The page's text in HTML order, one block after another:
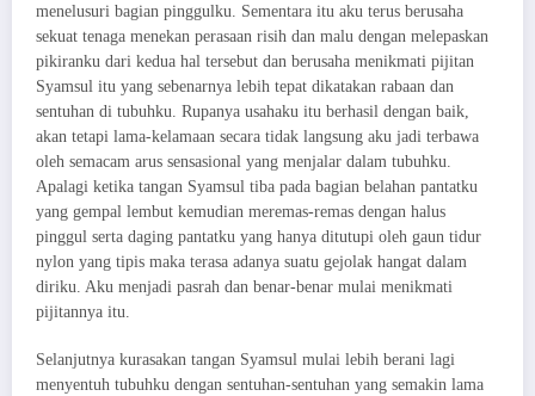
menelusuri bagian pinggulku. Sementara itu aku terus berusaha
sekuat tenaga menekan perasaan risih dan malu dengan melepaskan
pikiranku dari kedua hal tersebut dan berusaha menikmati pijitan
Syamsul itu yang sebenarnya lebih tepat dikatakan rabaan dan
sentuhan di tubuhku. Rupanya usahaku itu berhasil dengan baik,
akan tetapi lama-kelamaan secara tidak langsung aku jadi terbawa
oleh semacam arus sensasional yang menjalar dalam tubuhku.
Apalagi ketika tangan Syamsul tiba pada bagian belahan pantatku
yang gempal lembut kemudian meremas-remas dengan halus
pinggul serta daging pantatku yang hanya ditutupi oleh gaun tidur
nylon yang tipis maka terasa adanya suatu gejolak hangat dalam
diriku. Aku menjadi pasrah dan benar-benar mulai menikmati
pijitannya itu.
Selanjutnya kurasakan tangan Syamsul mulai lebih berani lagi
menyentuh tubuhku dengan sentuhan-sentuhan yang semakin lama